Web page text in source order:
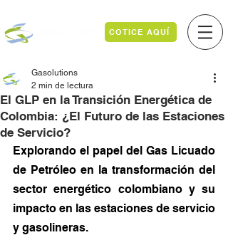
COTICE AQUÍ
El GLP en la Transición Energética de
Colombia: ¿El Futuro de las Estaciones
de Servicio?
Gasolutions
2 min de lectura
Explorando el papel del Gas Licuado
de Petróleo en la transformación del
sector energético colombiano y su
impacto en las estaciones de servicio
y gasolineras.